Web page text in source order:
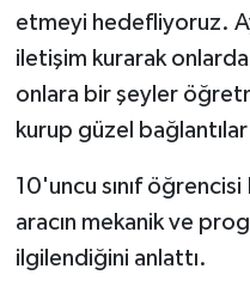
etmeyi hedefliyoruz.
iletişim kurarak
onlara bir şeyler
kurup güzel
10'uncu sınıf
aracın mekanik ve
ilgilendiğini anlattı.